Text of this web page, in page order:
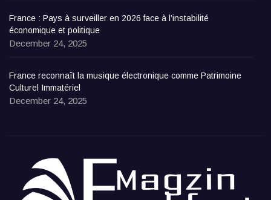
France : Pays à surveiller en 2026 face à l’instabilité
économique et politique
December 24, 2025
France reconnaît la musique électronique comme Patrimoine
Culturel Immatériel
December 24, 2025